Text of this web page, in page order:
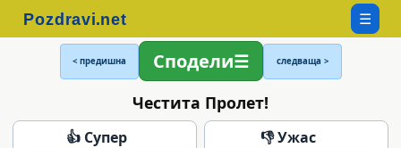
☰
< предишна Сподели следваща >
Честита Пролет!
👍 Супер 👎 Ужас